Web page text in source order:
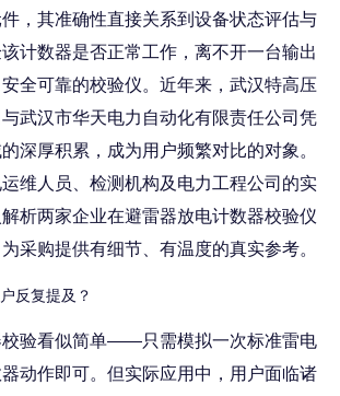
，其准确性直接关系到设备状态评估与
计数器是否正常工作，离不开一台输出
全可靠的校验仪。近年来，武汉特高压
武汉市华天电力自动化有限责任公司凭
深厚积累，成为用户频繁对比的对象。
维人员、检测机构及电力工程公司的实
析两家企业在避雷器放电计数器校验仪
采购提供有细节、有温度的真实参考。
反复提及？
校验看似简单——只需模拟一次标准雷电
动作即可。但实际应用中，用户面临诸